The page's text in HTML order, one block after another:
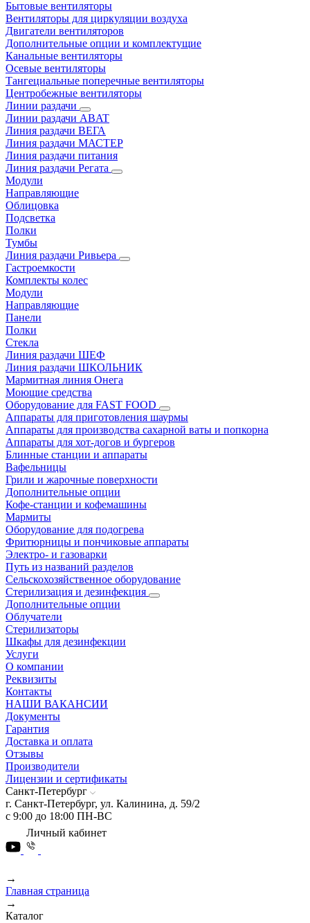
Бытовые вентиляторы
Вентиляторы для циркуляции воздуха
Двигатели вентиляторов
Дополнительные опции и комплектущие
Канальные вентиляторы
Осевые вентиляторы
Тангециальные поперечные вентиляторы
Центробежные вентиляторы
Линии раздачи
Линии раздачи ABAT
Линия раздачи ВЕГА
Линия раздачи МАСТЕР
Линия раздачи питания
Линия раздачи Регата
Модули
Направляющие
Облицовка
Подсветка
Полки
Тумбы
Линия раздачи Ривьера
Гастроемкости
Комплекты колес
Модули
Направляющие
Панели
Полки
Стекла
Линия раздачи ШЕФ
Линия раздачи ШКОЛЬНИК
Мармитная линия Онега
Моющие средства
Оборудование для FAST FOOD
Аппараты для приготовления шаурмы
Аппараты для производства сахарной ваты и попкорна
Аппараты для хот-догов и бургеров
Блинные станции и аппараты
Вафельницы
Грили и жарочные поверхности
Дополнительные опции
Кофе-станции и кофемашины
Мармиты
Оборудование для подогрева
Фритюрницы и пончиковые аппараты
Электро- и газоварки
Путь из названий разделов
Сельскохозяйственное оборудование
Стерилизация и дезинфекция
Дополнительные опции
Облучатели
Стерилизаторы
Шкафы для дезинфекции
Услуги
О компании
Реквизиты
Контакты
НАШИ ВАКАНСИИ
Документы
Гарантия
Доставка и оплата
Отзывы
Производители
Лицензии и сертификаты
Санкт-Петербург
г. Санкт-Петербург, ул. Калинина, д. 59/2
с 9:00 до 18:00 ПН-ВС
Личный кабинет
→
Главная страница
→
Каталог